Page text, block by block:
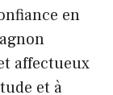
en
affectueux
et à